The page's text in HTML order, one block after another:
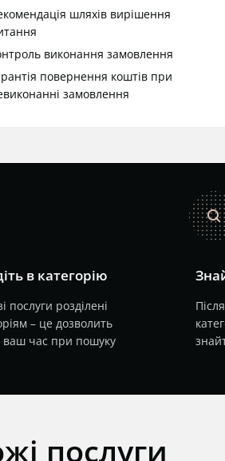
шляхів вирішення
виконання замовлення
повернення коштів при
замовлення
в категорію
послуги розділені
– це дозволить
ваш час при пошуку
search
послуги